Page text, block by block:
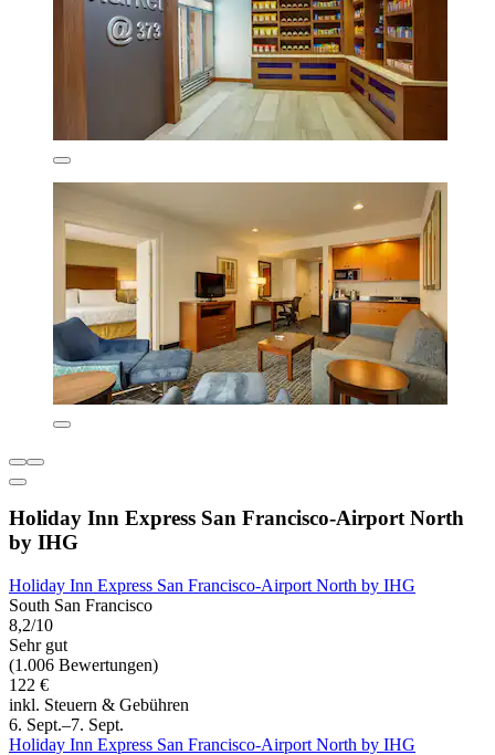
Holiday Inn Express San Francisco-Airport North
by IHG
Holiday Inn Express San Francisco-Airport North by IHG
South San Francisco
8,2/10
Sehr gut
(1.006 Bewertungen)
122 €
inkl. Steuern & Gebühren
6. Sept.–7. Sept.
Holiday Inn Express San Francisco-Airport North by IHG